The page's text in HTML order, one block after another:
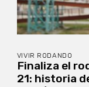
VIVIR RODANDO
Finaliza el
21: historia